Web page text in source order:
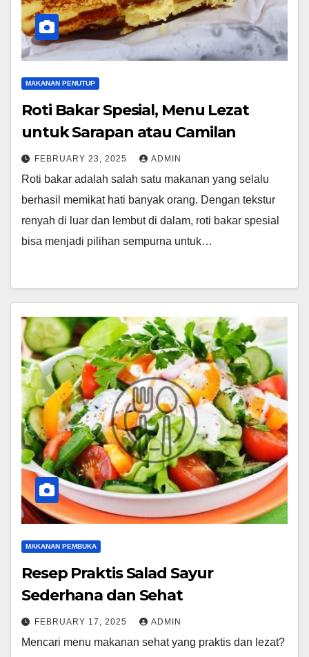
MAKANAN PENUTUP
Roti Bakar Spesial, Menu Lezat
untuk Sarapan atau Camilan
FEBRUARY 23, 2025 ADMIN
Roti bakar adalah salah satu makanan yang selalu
berhasil memikat hati banyak orang. Dengan tekstur
renyah di luar dan lembut di dalam, roti bakar spesial
bisa menjadi pilihan sempurna untuk…
MAKANAN PEMBUKA
Resep Praktis Salad Sayur
Sederhana dan Sehat
FEBRUARY 17, 2025 ADMIN
Mencari menu makanan sehat yang praktis dan lezat?